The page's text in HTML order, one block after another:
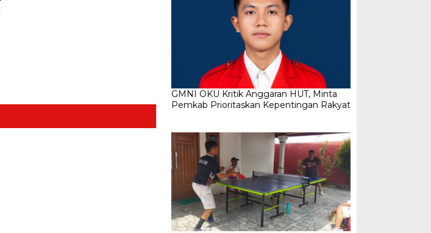
GMNI OKU Kritik Anggaran HUT, Minta
Pemkab Prioritaskan Kepentingan Rakyat